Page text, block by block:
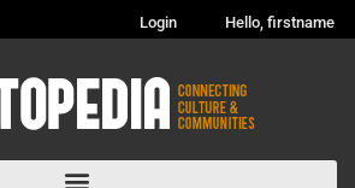
Login Hello, firstname